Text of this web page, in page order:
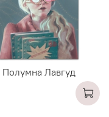
Полумна Лавгуд